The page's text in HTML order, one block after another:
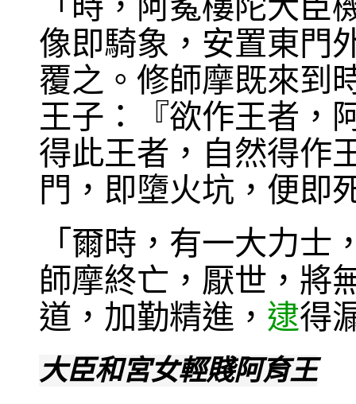
「時，阿㝹樓陀大
像即騎象，安置東門
覆之。修師摩既來到
王子：『欲作王者，
得此王者，自然得作
門，即墮火坑，便即
「爾時，有一大力士
師摩終亡，厭世，將
道，加勤精進， 逮得
大臣和宮女輕賤阿育王